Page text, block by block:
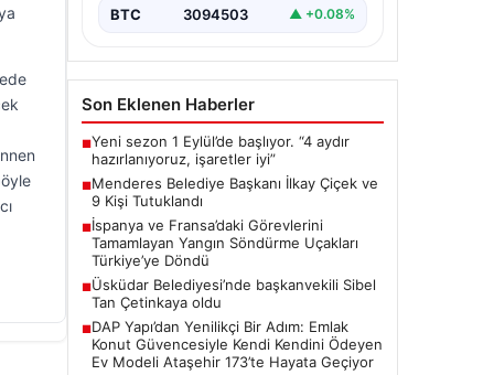
BTC 3094503 ▲ +0.08%
Son Eklenen Haberler
■Yeni sezon 1 Eylül’de başlıyor. “4 aydır
hazırlanıyoruz, işaretler iyi”
■Menderes Belediye Başkanı İlkay Çiçek ve
9 Kişi Tutuklandı
■İspanya ve Fransa’daki Görevlerini
Tamamlayan Yangın Söndürme Uçakları
Türkiye’ye Döndü
■Üsküdar Belediyesi’nde başkanvekili Sibel
Tan Çetinkaya oldu
■DAP Yapı’dan Yenilikçi Bir Adım: Emlak
Konut Güvencesiyle Kendi Kendini Ödeyen
Ev Modeli Ataşehir 173’te Hayata Geçiyor